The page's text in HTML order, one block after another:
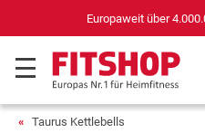
für Sportgeräte (n-
Taurus Kettlebells